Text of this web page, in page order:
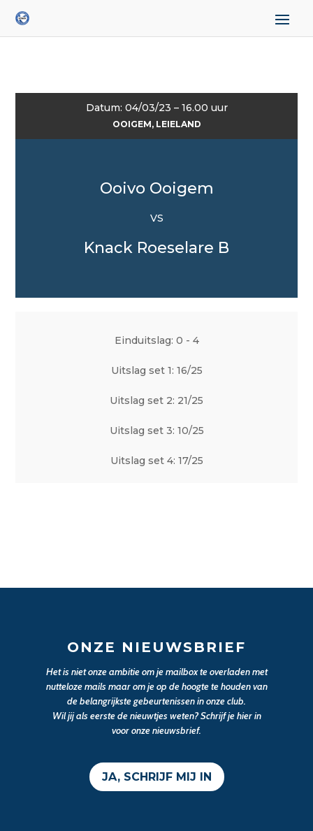
Datum: 04/03/23 – 16.00 uur
OOIGEM, LEIELAND
Ooivo Ooigem
VS
Knack Roeselare B
Einduitslag: 0 - 4
Uitslag set 1: 16/25
Uitslag set 2: 21/25
Uitslag set 3: 10/25
Uitslag set 4: 17/25
ONZE NIEUWSBRIEF
Het is niet onze ambitie om je mailbox te overladen met
nutteloze mails maar om je op de hoogte te houden van
de belangrijkste gebeurtenissen in onze club.
Wil jij als eerste de nieuwtjes weten? Schrijf je hier in
voor onze nieuwsbrief.
JA, SCHRIJF MIJ IN